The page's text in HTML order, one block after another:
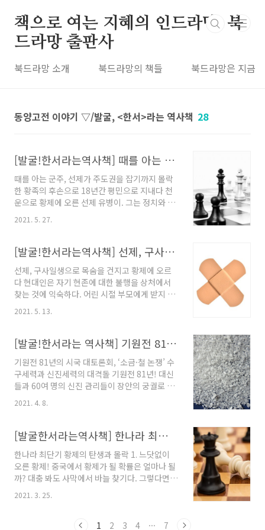
책으로 여는 지혜의 인드라망, 북
드라망 출판사
북드라망 소개 북드라망의 책들 북드라망은 지금
동양고전 이야기 ▽/발굴, <한서>라는 역사책 28
[발굴!한서라는역사책] 때를 아는 군주, 선제가 주도권을 잡기까지
때를 아는 군주, 선제가 주도권을 잡기까지 몰락
한 황족의 후손으로 18년간 평민으로 지내다 천
운으로 황제에 오른 선제 유병이. 그는 정치와 권
력의 중심으로부터 가장 멀리 떨어져 있었지만,
막상 황위에 오르자 기다렸다는 듯이 선정을 펼
것을 가능하게 했을까? 이 부분을 이해하기 위해
서는 우선 선제의 25년간의 재위 기간 중 초기 8
년간의 행적, 그 중에서도 선제와 곽광의 8년 간
의 힘 관계를 살펴볼 필요가 있다. 왜냐하면 아무
것도 없이 재위에 오른 선제가 곽광의 권력을 해
체하고, 조정의 헤게모니를 장악하는 데 무려 8년
는 법 선제 초기 8년은 곽광의 시대였다. 곽광..
2021. 5. 27.
[발굴!한서라는역사책] 선제, 구사일생으로 목숨을 건지고 황제에 오르다
선제, 구사일생으로 목숨을 건지고 황제에 오르
다 현대인은 자기 현존에 대한 불행을 상처에서
찾는 것에 익숙하다. 어린 시절 부모에게 받지 못
한 애정결핍을 시작으로, 이별에, 재수에, 취업실
패까지, 이 상처로 아프고, 저 상처로 아프다. 정
면 이런 상처는 어떨까? 천애고아에, 한때는 고귀
의 자손이 되어 밑바닥으로 떨어진 삶. 오늘날 현
대인의 상처와 견주어도 결코 부족함이 없는 불
행한 삶의 조건이다. 그런데 이 상처의 주인공은
훗날 유하의 뒤를 이어 황제에 올라, 위대한 군주
한 일일까? 우리는 마치 모든 것을 다 갖춰야 불
행..
2021. 5. 13.
[발굴!한서라는 역사책] 기원전 81년의 시국 대토론회, ‘소금·철 논쟁’
기원전 81년의 시국 대토론회, ‘소금·철 논쟁’ 수
구세력과 신진세력의 대격돌 기원전 81년! 대신
들과 60여 명의 신진 관리들이 장안의 궁궐로 호
출되었다. 어린 소제가 등극한 지 6년, 조정에서
는 각 제후국에 조서를 내려 덕행이 뛰어난 선비
케 했다. 말하자면 각 지역의 숨은 인재들을 추천
받은 것이다. 추천받은 인재 중 60여 명을 선발하
여 조정으로 불러들였다. 그리고는 이들 신진 관
리들과 대신들을 한 자리에 모아놓고 시국 대토
론회를 벌였다. 주제는 백성들이 고통을 겪는 이
유와 그 해결 방안이었다. 중국 역사상 유례가 없
2021. 4. 8.
[발굴한서라는역사책] 한나라 최단기 황제의 탄생과 몰락
한나라 최단기 황제의 탄생과 몰락 1. 느닷없이
오른 황제! 중국에서 황제가 될 확률은 얼마나 될
까? 대충 봐도 사막에서 바늘 찾기다. 그렇다면
될 확률은? 믿기 어렵겠지만, 한나라의 역사에는
27일 만에 폐황제가 된 황손이 있었다. 그는 창읍
2021. 3. 25.
1 2 3 4 ··· 7